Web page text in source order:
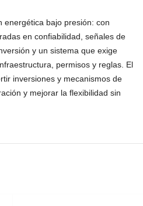
energética bajo presión: con
en confiabilidad, señales de
y un sistema que exige
permisos y reglas. El
inversiones y mecanismos de
y mejorar la flexibilidad sin